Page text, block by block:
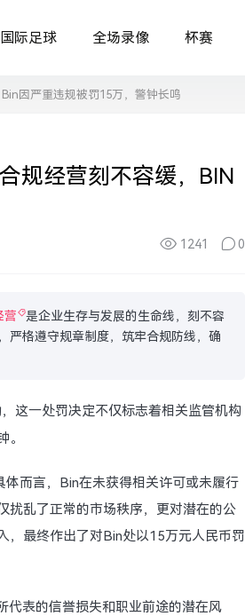
国际足球 全场录像 杯赛
因严重违规被罚15万，警钟长鸣
规经营刻不容缓，BIN
1241 0
营
是企业生存与发展的生命线，刻不容
严格遵守规章制度，筑牢合规防线，确
这一处罚决定不仅标志着相关监管机构
而言，Bin在未获得相关许可或未履行
扰乱了正常的市场秩序，更对潜在的公
，最终作出了对Bin处以15万元人民币罚
代表的信誉损失和职业前途的潜在风